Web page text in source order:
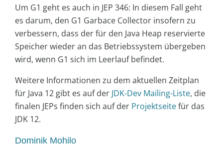
Um G1 geht es auch in JEP 346: In diesem Fall geht
es darum, den G1 Garbace Collector insofern zu
verbessern, dass der für den Java Heap reservierte
Speicher wieder an das Betriebssystem übergeben
wird, wenn G1 sich im Leerlauf befindet.
Weitere Informationen zu dem aktuellen Zeitplan
für Java 12 gibt es auf der JDK-Dev Mailing-Liste, die
finalen JEPs finden sich auf der Projektseitefür das
JDK 12.
Dominik Mohilo